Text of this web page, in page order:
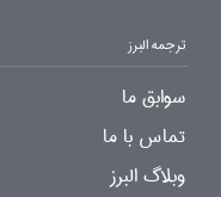
ترجمه البرز
سوابق ما
تماس با ما
وبلاگ البرز